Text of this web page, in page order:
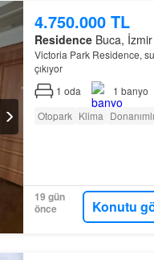
4.750.000 TL
ResidenceBuca,
Victoria Park Residence,
çıkıyor
1 oda 1 banyo
Otopark Klima
19 gün
önce
Konutu